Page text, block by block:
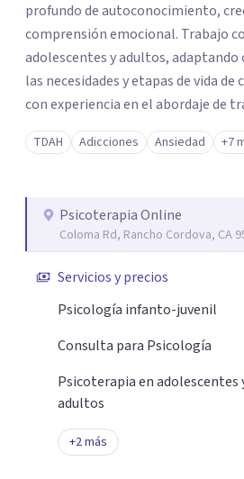
profundo de autoconocimiento,
comprensión emocional. Trabajo con niños,
adolescentes y adultos, adaptando
las necesidades y etapas de vida de cada
con experiencia en el abordaje de
neurodesarrollo (como TDAH, TEA,
aprendizaje), así como en
adaptación emocional. Mi objetivo es ofrecer un espacio
empático, seguro y libre de juicios,
pueda expresar, entender y
interno.
TDAH Adicciones Ansiedad +7
Psicoterapia Online
Coloma Rd, Rancho Cordova, CA
Servicios y precios
Psicología infanto-juvenil
Consulta para Psicología
Psicoterapia en adolescentes
adultos
+2más